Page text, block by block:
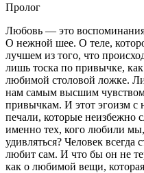
Пролог
Любовь — это
О нежной шее. О теле,
лучшем из того, что
лишь тоска по привычке,
любимой столовой ложке.
нам самым высшим
привычкам. И этот эгоизм с
печали, которые неизбежно
именно тех, кого любили
удивляться? Человек всегда
любит сам. И что бы он не
как о любимой вещи,